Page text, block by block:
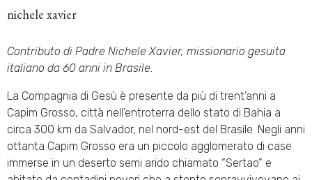
nichele xavier
Contributo di Padre Nichele Xavier, missionario gesuita
italiano da 60 anni in Brasile.
La Compagnia di Gesù è presente da più di trent’anni a
Capim Grosso, città nell’entroterra dello stato di Bahia a
circa 300 km da Salvador, nel nord-est del Brasile. Negli anni
ottanta Capim Grosso era un piccolo agglomerato di case
immerse in un deserto semi arido chiamato “Sertao” e